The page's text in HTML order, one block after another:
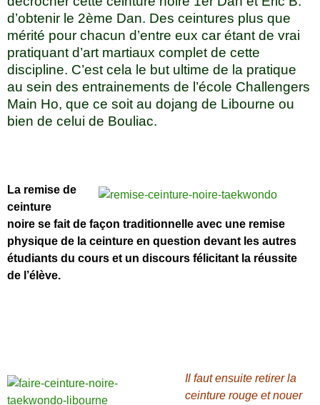
d’obtenir le 2ème Dan. Des ceintures plus que
mérité pour chacun d’entre eux car étant de vrai
pratiquant d’art martiaux complet de cette
discipline. C’est cela le but ultime de la pratique
au sein des entrainements de l’école Challengers
Main Ho, que ce soit au dojang de Libourne ou
bien de celui de Bouliac.
La remise de
ceinture
noire se fait de façon traditionnelle avec une remise
physique de la ceinture en question devant les autres
étudiants du cours et un discours félicitant la réussite
de l’élève.
Il faut ensuite retirer la
ceinture rouge et nouer